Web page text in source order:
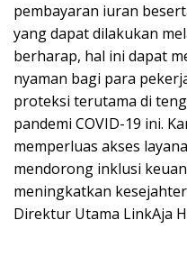
pembayaran iuran
yang dapat dilakukan
berharap, hal ini dapat
nyaman bagi para
proteksi terutama di
pandemi COVID-19 ini.
memperluas akses
mendorong inklusi
meningkatkan
Direktur Utama LinkAja